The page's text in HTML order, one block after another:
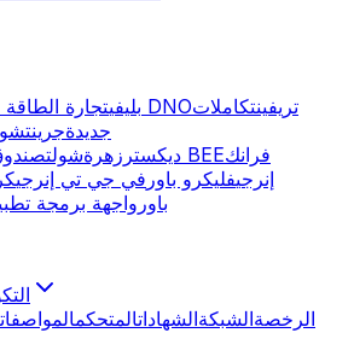
بليفيتجارة الطاقة تحكم مرحل DNO تريفينتكاملات
جديدة
ديكستر زهرةشولت طاقة BEEفرانك
إنرجيفليكرو باور في جي تي إنرجي
باور واجهة برمجة
الرخصةالشبكةالشهاداتالمتحكمالمواصفات